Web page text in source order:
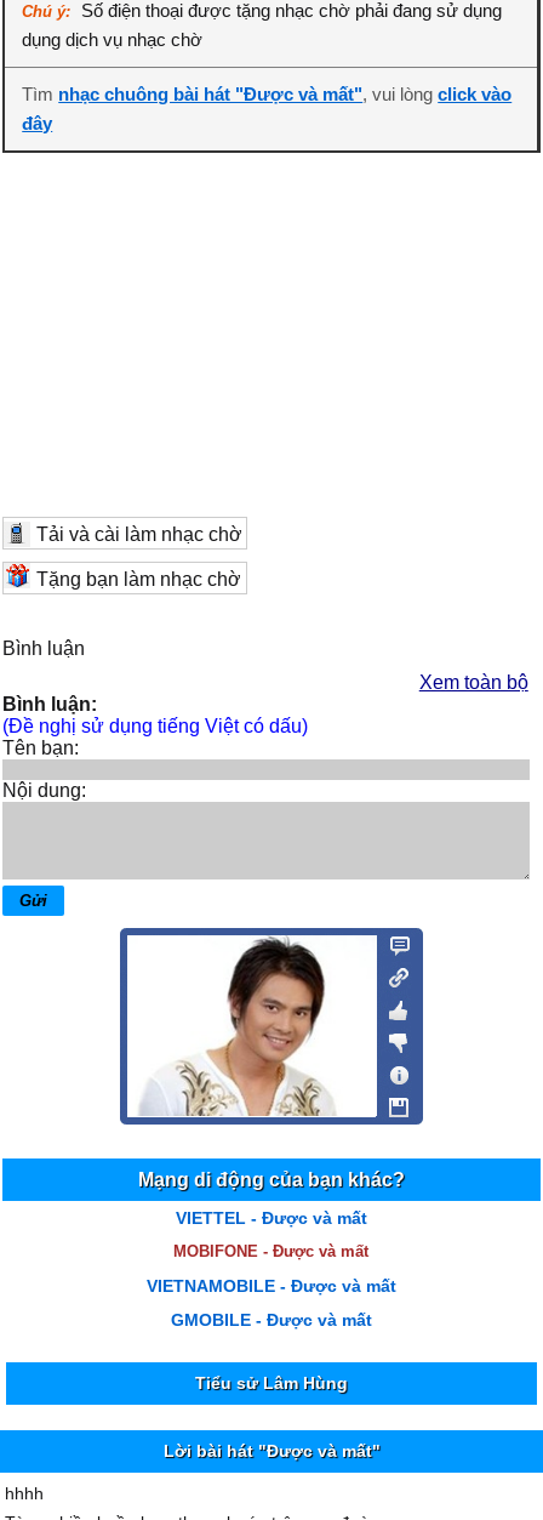
Chú ý:
Số điện thoại được tặng nhạc chờ phải đang sử dụng
dụng dịch vụ nhạc chờ
Tìm nhạc chuông bài hát "Được và mất", vui lòngclick vào
đây
Tải và cài làm nhạc chờ
Tặng bạn làm nhạc chờ
Bình luận
Xem toàn bộ
Bình luận:
(Đề nghị sử dụng tiếng Việt có dấu)
Tên bạn:
Nội dung:
Mạng di động của bạn khác?
VIETTEL - Được và mất
MOBIFONE - Được và mất
VIETNAMOBILE - Được và mất
GMOBILE - Được và mất
Tiểu sử Lâm Hùng
Lời bài hát "Được và mất"
hhhh